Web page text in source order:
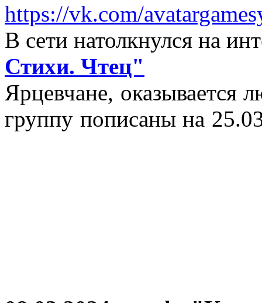
https://vk.com/
В сети натолкнулся на
Стихи. Чтец"
Ярцевчане,
группу пописаны на